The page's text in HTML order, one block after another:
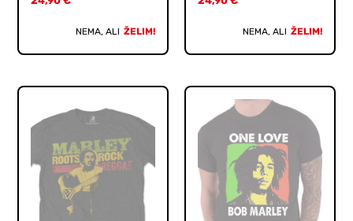
NEMA, ALI ŽELIM! NEMA, ALI ŽELIM!